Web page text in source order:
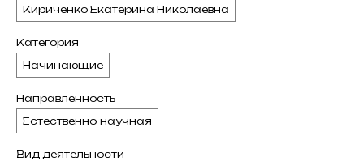
Кириченко Екатерина Николаевна
Категория
Начинающие
Направленность
Естественно-научная
Вид деятельности